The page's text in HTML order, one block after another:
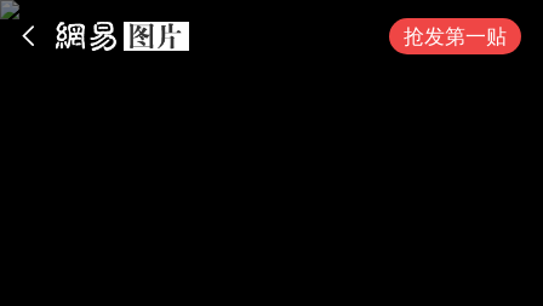
抢发第一贴
App内打开